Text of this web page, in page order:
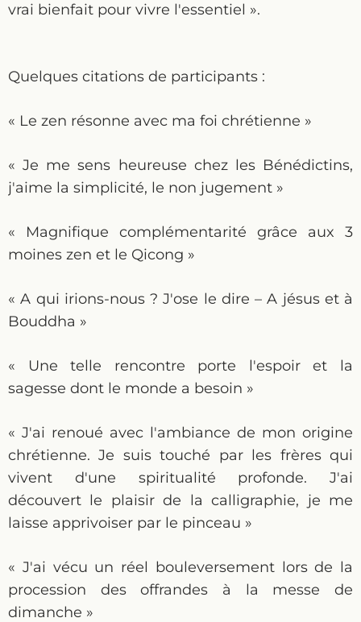
vrai bienfait pour vivre l'essentiel ».
Quelques citations de participants :
« Le zen résonne avec ma foi chrétienne »
« Je me sens heureuse chez les Bénédictins,
j'aime la simplicité, le non jugement »
« Magnifique complémentarité grâce aux 3
moines zen et le Qicong »
« A qui irions-nous ? J'ose le dire – A jésus et à
Bouddha »
« Une telle rencontre porte l'espoir et la
sagesse dont le monde a besoin »
« J'ai renoué avec l'ambiance de mon origine
chrétienne. Je suis touché par les frères qui
vivent d'une spiritualité profonde. J'ai
découvert le plaisir de la calligraphie, je me
laisse apprivoiser par le pinceau »
« J'ai vécu un réel bouleversement lors de la
procession des offrandes à la messe de
dimanche »